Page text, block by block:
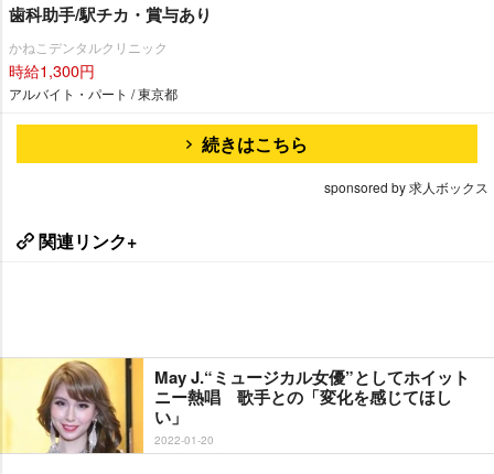
歯科助手/駅チカ・賞与あり
かねこデンタルクリニック
時給1,300円
アルバイト・パート / 東京都
続きはこちら
sponsored by 求人ボックス
関連リンク+
May J.“ミュージカル女優”としてホイット
ニー熱唱 歌手との「変化を感じてほし
い」
2022-01-20